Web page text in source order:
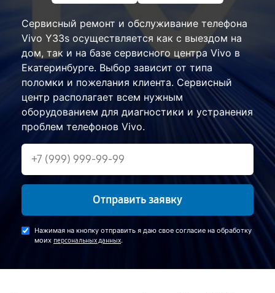
Сервисный ремонт и обслуживание телефона
Vivo Y33s осуществляется как с выездом на
дом, так и на базе сервисного центра Vivo в
Екатеринбурге. Выбор зависит от типа
поломки и пожелания клиента. Сервисный
центр располагает всем нужным
оборудованием для диагностики и устранения
проблем телефонов Vivo.
Отправить заявку
Нажимая на кнопку отправить я даю свое согласие на обработку
моих персональных данных.